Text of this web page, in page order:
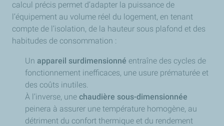
calcul précis permet d’adapter la puissance de
l’équipement au volume réel du logement, en tenant
compte de l’isolation, de la hauteur sous plafond et des
habitudes de consommation :
Un appareil surdimensionné entraîne des cycles de
fonctionnement inefficaces, une usure prématurée et
des coûts inutiles.
À l’inverse, une chaudière sous-dimensionnée
peinera à assurer une température homogène, au
détriment du confort thermique et du rendement